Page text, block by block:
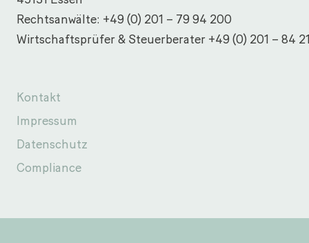
Rechtsanwälte: +49 (0) 201 – 79 94 200
Wirtschaftsprüfer & Steuerberater +49 (0) 201 – 84
Kontakt
Impressum
Datenschutz
Compliance